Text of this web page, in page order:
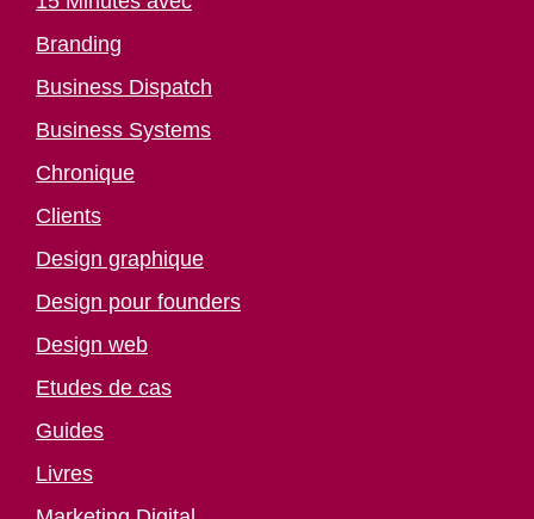
Branding
Business Dispatch
Business Systems
Chronique
Clients
Design graphique
Design pour founders
Design web
Etudes de cas
Guides
Livres